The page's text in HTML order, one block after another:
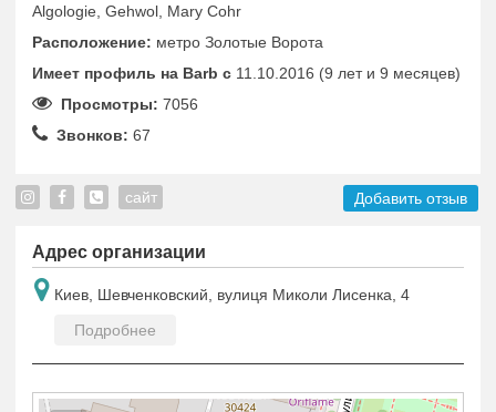
Algologie, Gehwol, Mary Cohr
Расположение: метро Золотые Ворота
Имеет профиль на Barb c 11.10.2016 (9 лет и 9 месяцев)
Просмотры: 7056
Звонков: 67
сайт Добавить отзыв
Адрес организации
Киев, Шевченковский, вулиця Миколи Лисенка, 4
Подробнее